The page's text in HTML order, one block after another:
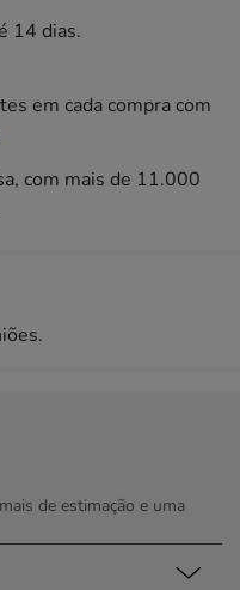
14 dias.
em cada compra com
com mais de 11.000
de estimação e uma